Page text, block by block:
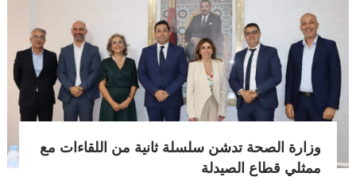
وزارة الصحة تدشن سلسلة ثانية من اللقاءات مع
ممثلي قطاع الصيدلة